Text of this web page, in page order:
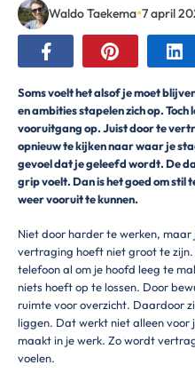
Waldo Taekema•7 april
Soms voelt het alsof je moet
en ambities stapelen zich op.
vooruitgang op. Juist door te
opnieuw te kijken naar waar je
gevoel dat je geleefd wordt. De
grip voelt. Dan is het goed om stil
weer vooruit te kunnen.
Niet door harder te werken,
vertraging hoeft niet groot te zijn.
telefoon al om je hoofd leeg te
niets hoeft op te lossen. Door
ruimte voor overzicht. Daardoor
liggen. Dat werkt niet alleen voor
maakt in je werk. Zo wordt
voelen.